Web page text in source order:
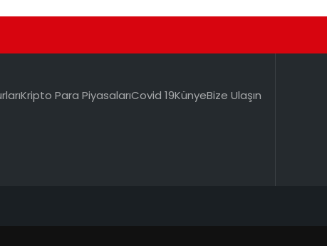
Kripto Para PiyasalarıCovid 19KünyeBize Ulaşın